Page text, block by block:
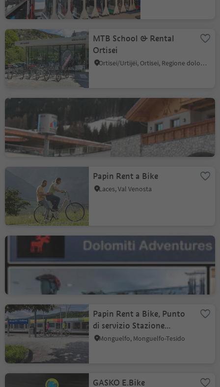
MTB School & Rental
Ortisei
Ortisei/Urtijëi, Ortisei, Regione dolomitica Val Gardena
Rent and go Racines
Valgiovo, Racines, Vipiteno e dintorni
Papin Rent a Bike
Laces, Val Venosta
Dolomiti Adventures Bike
Selva/Sëlva, Selva di Val Gardena, Regione dolomitica Val Gardena
Papin Rent a Bike, Punto
di servizio Stazione
ferroviaria Monguelfo
Monguelfo, Monguelfo-Tesido
GASKO E.Bike